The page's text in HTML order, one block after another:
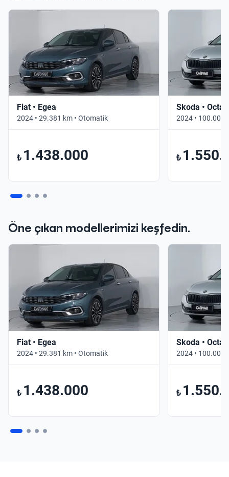
Fiat • Egea
2024 • 29.381 km • Otomatik
₺ 1.438.000
Skoda •
2024 • 100.000
₺
Öne çıkan modellerimizi keşfedin.
Fiat • Egea
2024 • 29.381 km • Otomatik
₺ 1.438.000
Skoda •
2024 • 100.000
₺